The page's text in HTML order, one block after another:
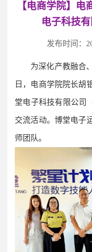
【电商学院】
电子科技
发布时间：
为深化产教融合
日，电商学院院长胡
堂电子科技有限公司
交流活动。博堂电子
师团队。